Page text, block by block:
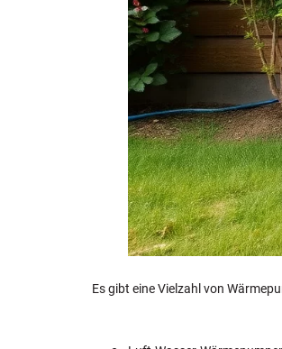
Es gibt eine Vielzahl von